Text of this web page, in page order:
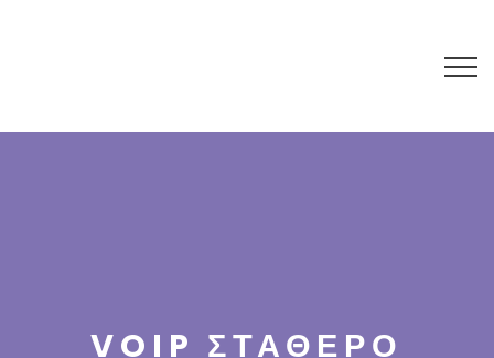
VOIP ΣΤΑΘΕΡΟ